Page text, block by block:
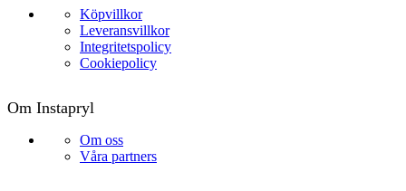
Köpvillkor
Leveransvillkor
Integritetspolicy
Cookiepolicy
Om Instapryl
Om oss
Våra partners